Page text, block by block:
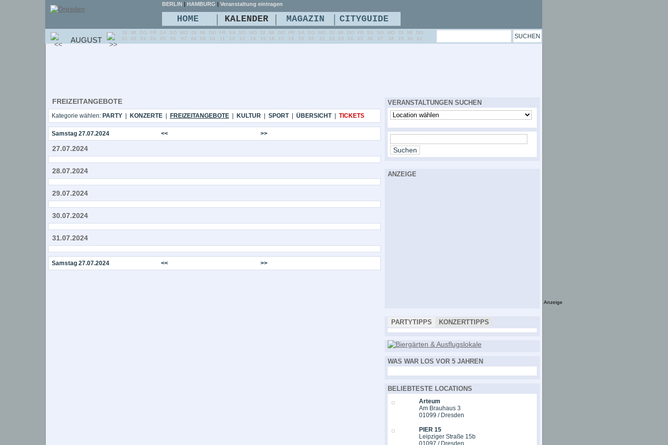
FREIZEITANGEBOTE
Kategorie wählen: PARTY| KONZERTE| FREIZEITANGEBOTE| KULTUR| SPORT| ÜBERSICHT| TICKETS
Samstag 27.07.2024 << >>
27.07.2024
28.07.2024
29.07.2024
30.07.2024
31.07.2024
Samstag 27.07.2024 << >>
VERANSTALTUNGEN SUCHEN
ANZEIGE
PARTYTIPPS KONZERTTIPPS
WAS WAR LOS VOR 5 JAHREN
BELIEBTESTE LOCATIONS
Arteum
Am Brauhaus 3
01099 / Dresden
PIER 15
Leipziger Straße 15b
01097 / Dresden
BERLIN | HAMBURG | Veranstaltung eintragen
HOME | KALENDER | MAGAZIN | CITYGUIDE
AUGUST
DI
01
MI
02
DO
03
FR
04
SA
05
SO
06
MO
07
DI
08
MI
09
DO
10
FR
11
SA
12
SO
13
MO
14
DI
15
MI
16
DO
17
FR
18
SA
19
SO
20
MO
21
DI
22
MI
23
DO
24
FR
25
SA
26
SO
27
MO
28
DI
29
MI
30
DO
31
Anzeige